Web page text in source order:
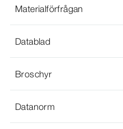
Materialförfrågan
Datablad
Broschyr
Datanorm